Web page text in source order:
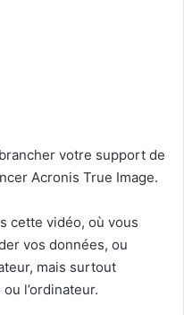
votre support de
Acronis True Image.
cette vidéo, où vous
vos données, ou
mais surtout
l’ordinateur.